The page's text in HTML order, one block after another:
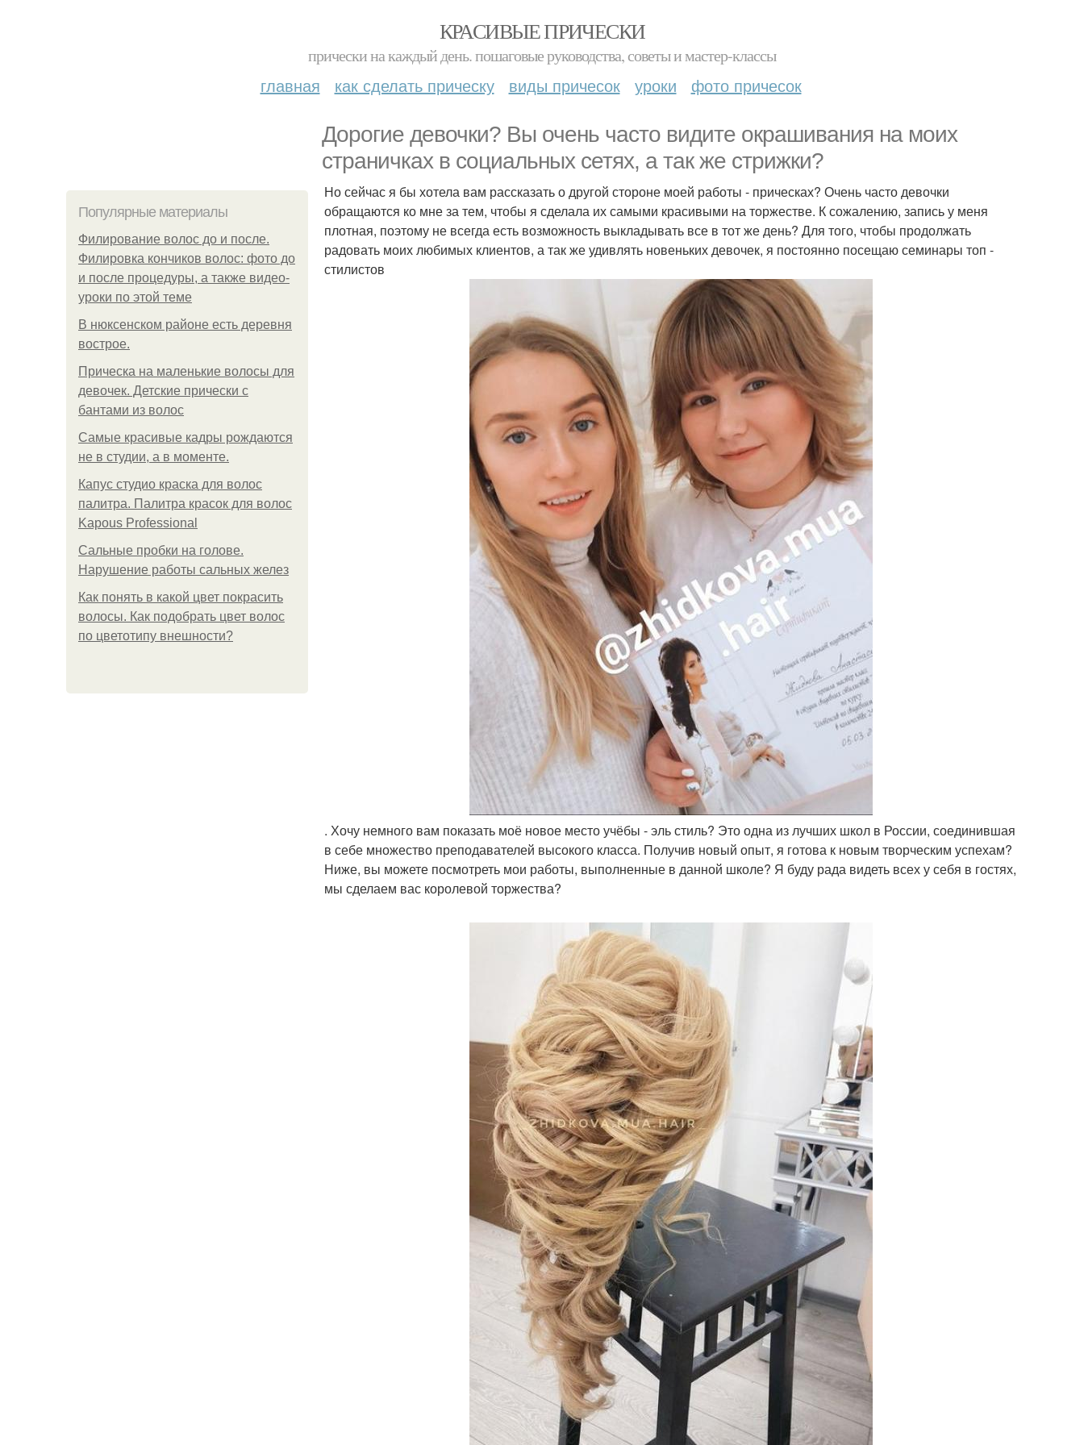
КРАСИВЫЕ ПРИЧЕСКИ
прически на каждый день. пошаговые руководства, советы и мастер-классы
главная как сделать прическу виды причесок уроки фото причесок
Дорогие девочки? Вы очень часто видите окрашивания на моих
страничках в социальных сетях, а так же стрижки?
Популярные материалы
Филирование волос до и после.
Филировка кончиков волос: фото до
и после процедуры, а также видео-
уроки по этой теме
В нюксенском районе есть деревня
вострое.
Прическа на маленькие волосы для
девочек. Детские прически с
бантами из волос
Самые красивые кадры рождаются
не в студии, а в моменте.
Капус студио краска для волос
палитра. Палитра красок для волос
Kapous Professional
Сальные пробки на голове.
Нарушение работы сальных желез
Как понять в какой цвет покрасить
волосы. Как подобрать цвет волос
по цветотипу внешности?
Но сейчас я бы хотела вам рассказать о другой стороне моей работы - прическах? Очень часто девочки
обращаются ко мне за тем, чтобы я сделала их самыми красивыми на торжестве. К сожалению, запись у меня
плотная, поэтому не всегда есть возможность выкладывать все в тот же день? Для того, чтобы продолжать
радовать моих любимых клиентов, а так же удивлять новеньких девочек, я постоянно посещаю семинары топ -
стилистов
. Хочу немного вам показать моё новое место учёбы - эль стиль? Это одна из лучших школ в России, соединившая
в себе множество преподавателей высокого класса. Получив новый опыт, я готова к новым творческим успехам?
Ниже, вы можете посмотреть мои работы, выполненные в данной школе? Я буду рада видеть всех у себя в гостях,
мы сделаем вас королевой торжества?